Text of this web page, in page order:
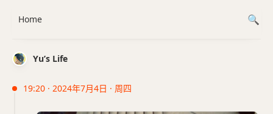
Yu’s Life
19:20 · 2024年7月4日 · 周四
Home